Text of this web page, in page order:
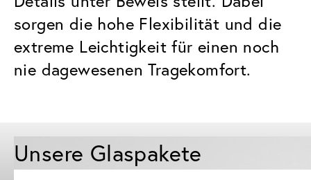
sorgen die hohe Flexibilität und die
extreme Leichtigkeit für einen noch
nie dagewesenen Tragekomfort.
Unsere Glaspakete